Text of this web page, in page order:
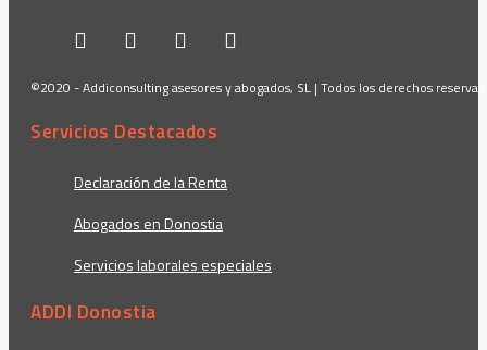
©2020 - Addiconsulting asesores y abogados, SL | Todos los derechos
Servicios Destacados
Declaración de la Renta
Abogados en Donostia
Servicios laborales especiales
ADDI Donostia